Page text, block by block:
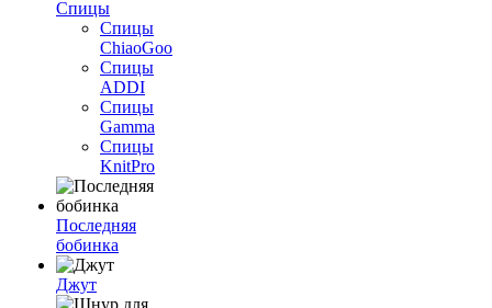
Спицы
Спицы
ChiaoGoo
Спицы
ADDI
Спицы
Gamma
Спицы
KnitPro
Последняя
бобинка
Джут